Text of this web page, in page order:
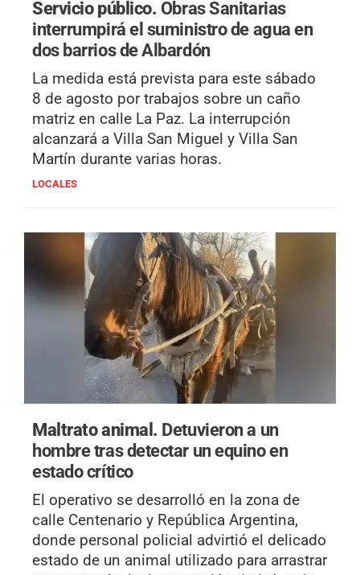
Servicio público. Obras Sanitarias
interrumpirá el suministro de agua en
dos barrios de Albardón
La medida está prevista para este sábado
8 de agosto por trabajos sobre un caño
matriz en calle La Paz. La interrupción
alcanzará a Villa San Miguel y Villa San
Martín durante varias horas.
LOCALES
Maltrato animal. Detuvieron a un
hombre tras detectar un equino en
estado crítico
El operativo se desarrolló en la zona de
calle Centenario y República Argentina,
donde personal policial advirtió el delicado
estado de un animal utilizado para arrastrar